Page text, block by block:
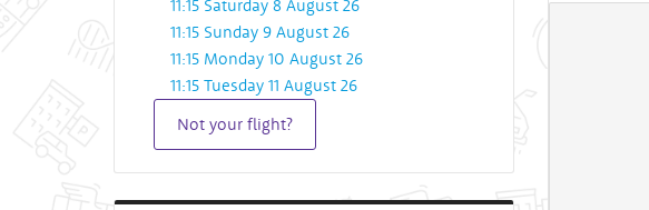
11:15 Saturday 8 August 26
11:15 Sunday 9 August 26
11:15 Monday 10 August 26
11:15 Tuesday 11 August 26
Not your flight?